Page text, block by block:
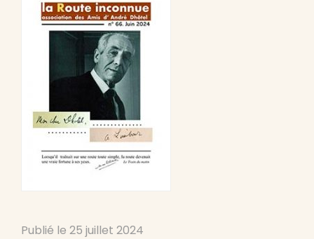
Publié le 25 juillet 2024